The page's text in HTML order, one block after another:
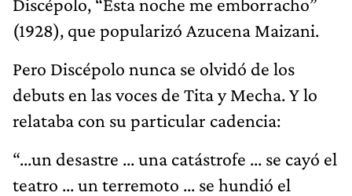
(1928), que popularizó Azucena Maizani.
Pero Discépolo nunca se olvidó de los
debuts en las voces de Tita y Mecha. Y lo
relataba con su particular cadencia:
“...un desastre ... una catástrofe ... se cayó el
teatro ... un terremoto ... se hundió el